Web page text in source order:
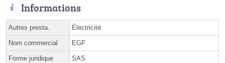
Informations
Autres presta. Électricité
Nom commercial EGF
Forme juridique SAS